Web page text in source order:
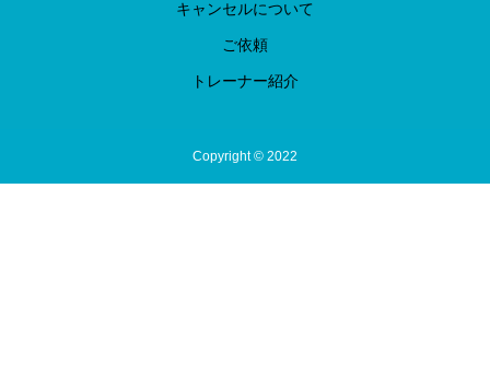
キャンセルについて
ご依頼
トレーナー紹介
Copyright © 2022